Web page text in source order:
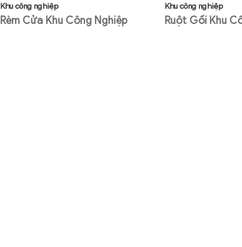
Khu công nghiệp
Rèm Cửa Khu Công Nghiệp
Khu công nghiệp
Ruột Gối Khu